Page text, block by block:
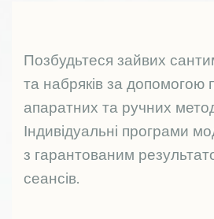
Позбудьтеся зайвих
та набряків за допомогою
апаратних та ручних
Індивідуальні програми
з гарантованим
сеансів.